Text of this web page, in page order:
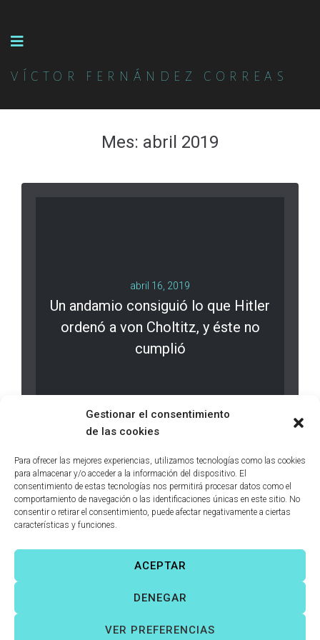
Gestionar el consentimiento
de las cookies
Para ofrecer las mejores experiencias, utilizamos tecnologías como las cookies
para almacenar y/o acceder a la información del dispositivo. El
consentimiento de estas tecnologías nos permitirá procesar datos como el
comportamiento de navegación o las identificaciones únicas en este sitio. No
consentir o retirar el consentimiento, puede afectar negativamente a ciertas
características y funciones.
ACEPTAR
DENEGAR
VER PREFERENCIAS
VÍCTOR FERNÁNDEZ CORREAS
Mes: abril 2019
abril 16, 2019
Un andamio consiguió lo que Hitler
ordenó a von Choltitz, y éste no
cumplió
LEER MÁS
Víctor Fernández Correas
Todos los derechos reservados. |
|Política de cookies